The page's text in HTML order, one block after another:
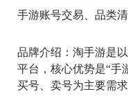
手游账号交易、品类
品牌介绍：淘手游是
平台，核心优势是“手
买号、卖号为主要需求